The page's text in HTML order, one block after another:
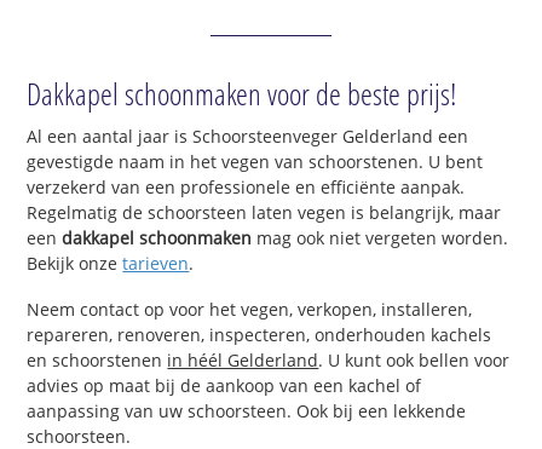
Dakkapel schoonmaken voor de beste prijs!
Al een aantal jaar is Schoorsteenveger Gelderland een
gevestigde naam in het vegen van schoorstenen. U bent
verzekerd van een professionele en efficiënte aanpak.
Regelmatig de schoorsteen laten vegen is belangrijk, maar
eendakkapel schoonmaken mag ook niet vergeten worden.
Bekijk onzetarieven.
Neem contact op voor het vegen, verkopen, installeren,
repareren, renoveren, inspecteren, onderhouden kachels
en schoorstenen in héél Gelderland. U kunt ook bellen voor
advies op maat bij de aankoop van een kachel of
aanpassing van uw schoorsteen. Ook bij een lekkende
schoorsteen.